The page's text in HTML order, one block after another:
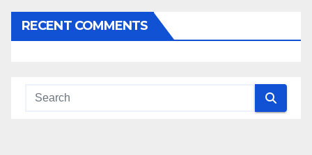
RECENT COMMENTS